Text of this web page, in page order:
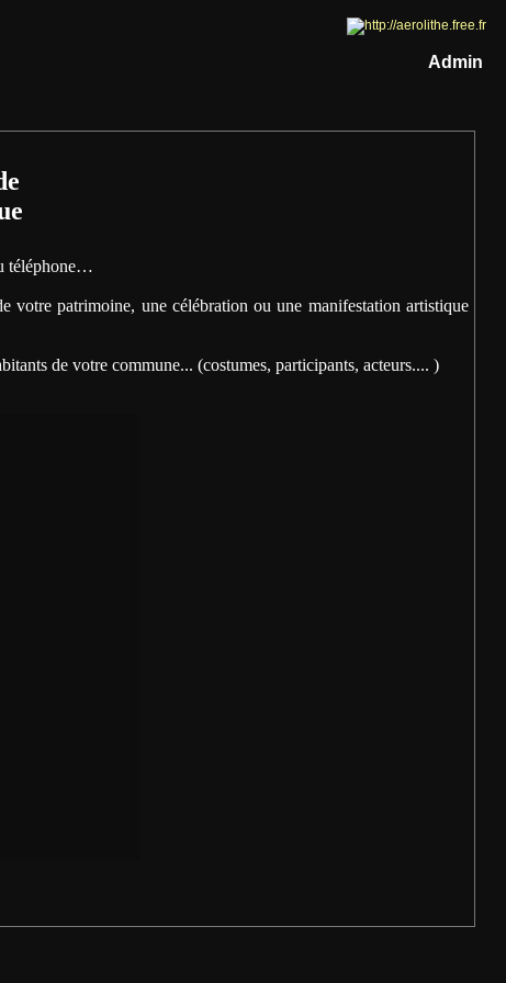
Admin
téléphone…
votre patrimoine, une célébration ou une manifestation artistique
de votre commune... (costumes, participants, acteurs.... )